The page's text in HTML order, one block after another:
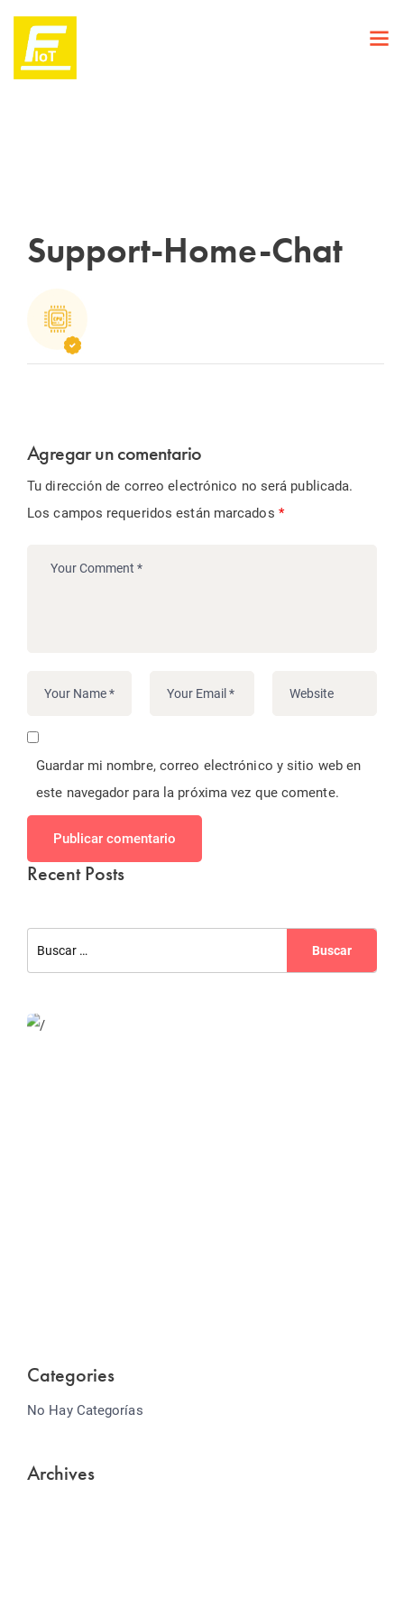
Support-Home-Chat
Agregar un comentario
Tu dirección de correo electrónico no será publicada.
Los campos requeridos están marcados *
Guardar mi nombre, correo electrónico y sitio web en
este navegador para la próxima vez que comente.
Publicar comentario
Recent Posts
Categories
No Hay Categorías
Archives